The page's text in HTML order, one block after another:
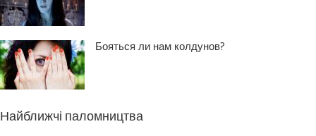
Бояться ли нам колдунов?
Найближчі паломництва